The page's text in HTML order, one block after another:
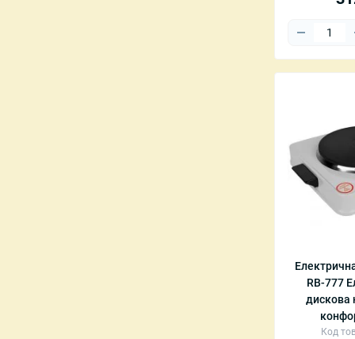
RB-777
дискова
Код